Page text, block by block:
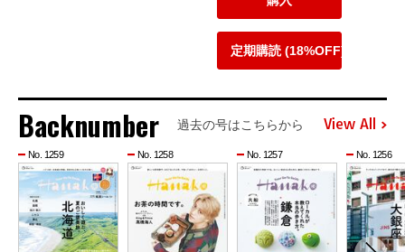
定期購読 (18%OFF)
Backnumber 過去の号はこちらから View All
No. 1259 No. 1258 No. 1257 No. 1256